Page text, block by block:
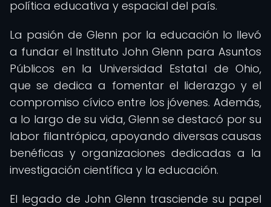
política educativa y espacial del país.
La pasión de Glenn por la educación lo llevó
a fundar el Instituto John Glenn para Asuntos
Públicos en la Universidad Estatal de Ohio,
que se dedica a fomentar el liderazgo y el
compromiso cívico entre los jóvenes. Además,
a lo largo de su vida, Glenn se destacó por su
labor filantrópica, apoyando diversas causas
benéficas y organizaciones dedicadas a la
investigación científica y la educación.
El legado de John Glenn trasciende su papel